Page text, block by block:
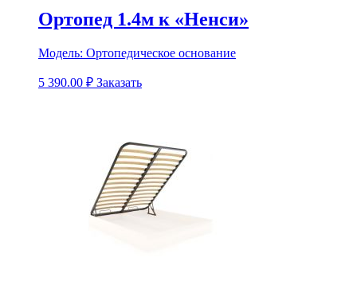
Ортопед 1.4м к «Ненси»
Модель: Ортопедическое основание
5 390.00 ₽ Заказать